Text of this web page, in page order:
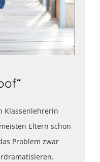
Klassenlehrerin
Eltern schon
Problem zwar